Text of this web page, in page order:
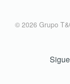
© 2026 Grupo